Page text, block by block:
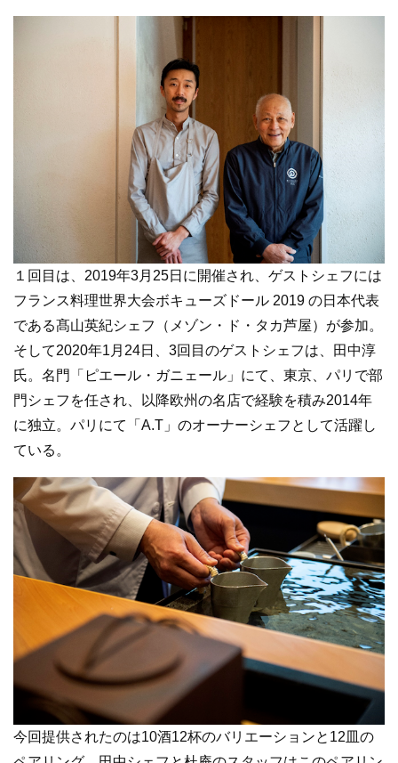
１回目は、2019年3月25日に開催され、ゲストシェフには
フランス料理世界大会ボキューズドール 2019 の日本代表
である髙山英紀シェフ（メゾン・ド・タカ芦屋）が参加。
そして2020年1月24日、3回目のゲストシェフは、田中淳
氏。名門「ピエール・ガニェール」にて、東京、パリで部
門シェフを任され、以降欧州の名店で経験を積み2014年
に独立。パリにて「A.T」のオーナーシェフとして活躍し
ている。
今回提供されたのは10酒12杯のバリエーションと12皿の